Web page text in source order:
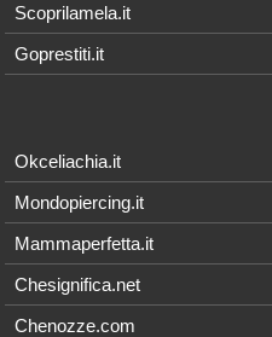
Scoprilamela.it
Goprestiti.it
Okceliachia.it
Mondopiercing.it
Mammaperfetta.it
Chesignifica.net
Chenozze.com